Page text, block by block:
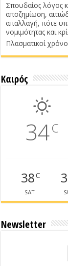
Σπουδαίος λόγος
αποζημίωση,
απαλλαγή, πότε
νομιμότητας και
Πλασματικοί
Καιρός
34C
38C
SAT
Newsletter